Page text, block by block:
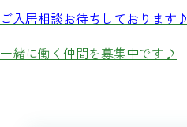
ご入居相談お待ちしております♪
一緒に働く仲間を募集中です♪